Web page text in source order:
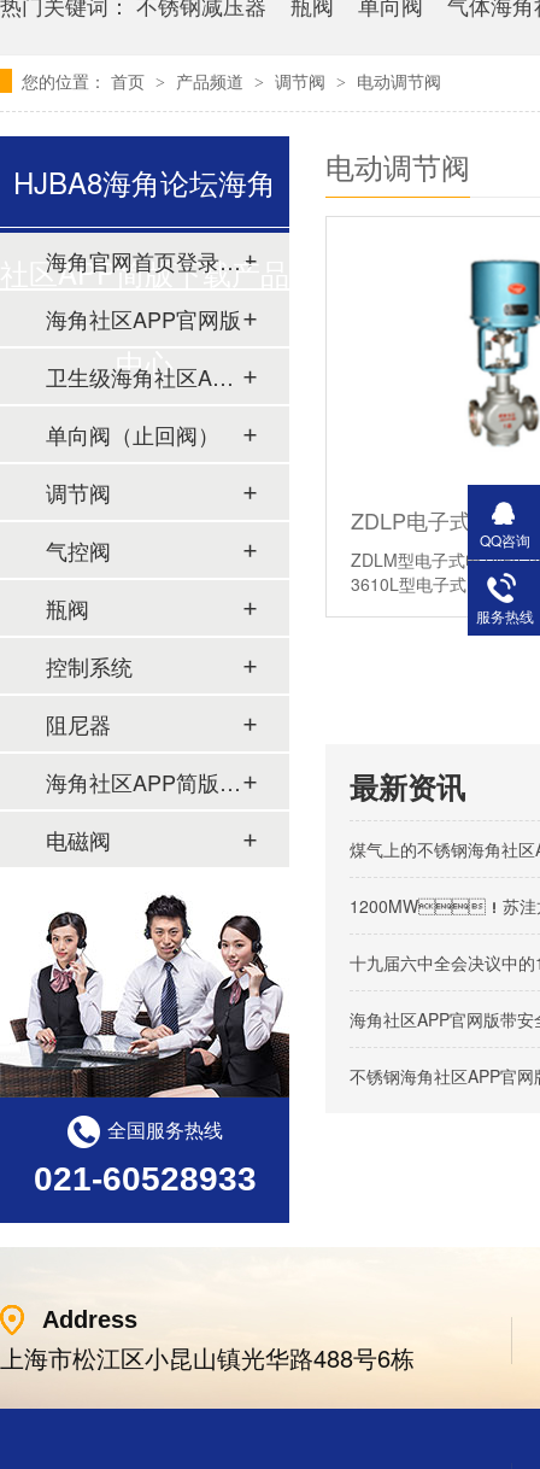
您的位置： 首页 > 产品频道 > 调节阀 > 电动调节阀
电动调节阀
ZDLP电子式电动
ZDLM型电子式电动套筒
3610L型电子式电动执
最新资讯
煤气上的不锈钢海角社
1200MW！苏洼龙水
十九届六中全会决议中
海角社区APP官网版带
不锈钢海角社区APP官
HJBA8海角论坛海角
社区APP简版下载产品
中心
海角官网首页登录入口
海角社区APP官网版
卫生级海角社区APP简版下载
单向阀（止回阀）
调节阀
气控阀
瓶阀
控制系统
阻尼器
海角社区APP简版下载及管件
电磁阀
全国服务热线
021-60528933
Address
上海市松江区小昆山镇光华路488号6栋
QQ咨询
服务热线